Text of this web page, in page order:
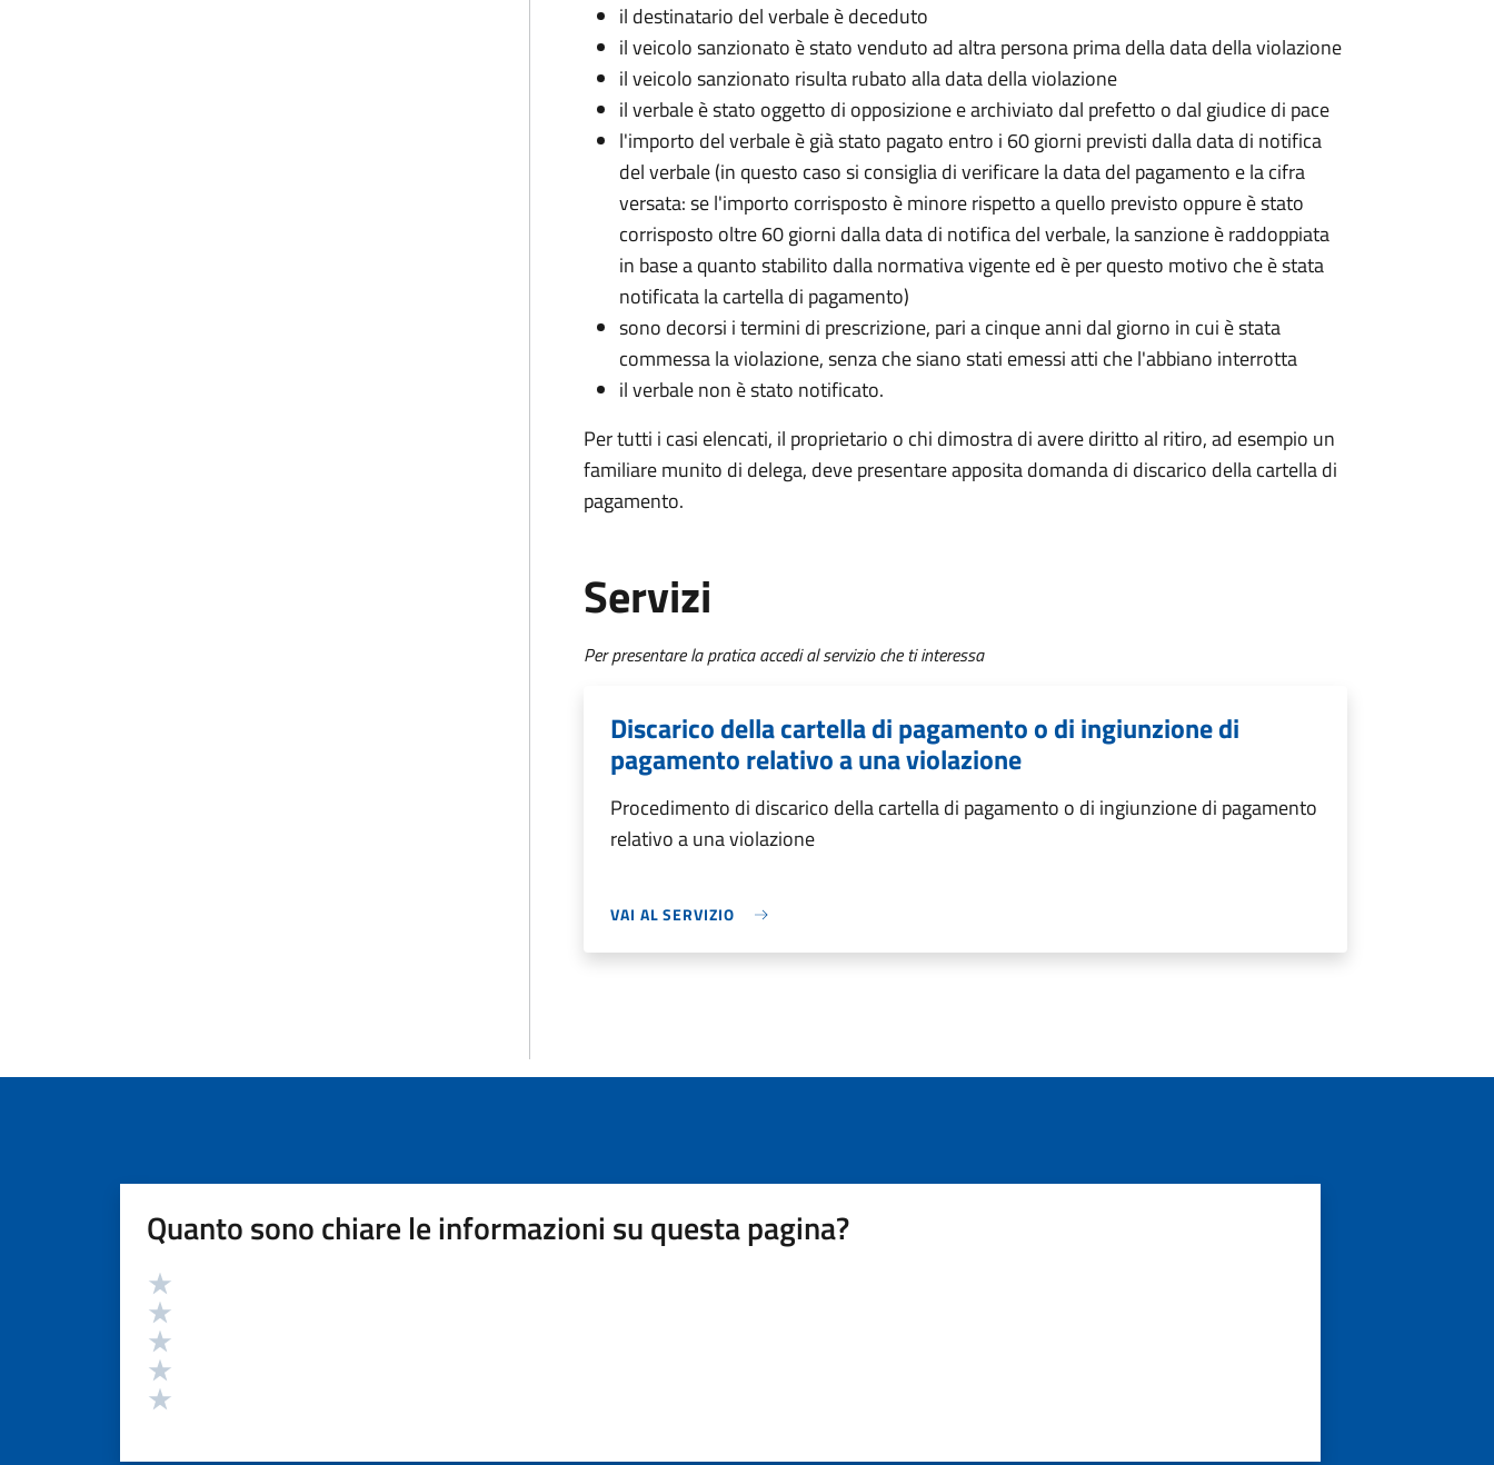
il destinatario del verbale è deceduto
il veicolo sanzionato è stato venduto ad altra persona prima della data della violazione
il veicolo sanzionato risulta rubato alla data della violazione
il verbale è stato oggetto di opposizione e archiviato dal prefetto o dal giudice di pace
l'importo del verbale è già stato pagato entro i 60 giorni previsti dalla data di notifica
del verbale (in questo caso si consiglia di verificare la data del pagamento e la cifra
versata: se l'importo corrisposto è minore rispetto a quello previsto oppure è stato
corrisposto oltre 60 giorni dalla data di notifica del verbale, la sanzione è raddoppiata
in base a quanto stabilito dalla normativa vigente ed è per questo motivo che è stata
notificata la cartella di pagamento)
sono decorsi i termini di prescrizione, pari a cinque anni dal giorno in cui è stata
commessa la violazione, senza che siano stati emessi atti che l'abbiano interrotta
il verbale non è stato notificato.
Per tutti i casi elencati, il proprietario o chi dimostra di avere diritto al ritiro, ad esempio un
familiare munito di delega, deve presentare apposita domanda di discarico della cartella di
pagamento.
Servizi
Per presentare la pratica accedi al servizio che ti interessa
Discarico della cartella di pagamento o di ingiunzione di
pagamento relativo a una violazione
Procedimento di discarico della cartella di pagamento o di ingiunzione di pagamento
relativo a una violazione
VAI AL SERVIZIO
Quanto sono chiare le informazioni su questa pagina?
Valutazione